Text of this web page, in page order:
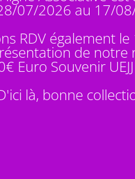
07/2026 au 17/
RDV également
de notre
Euro Souvenir
là, bonne